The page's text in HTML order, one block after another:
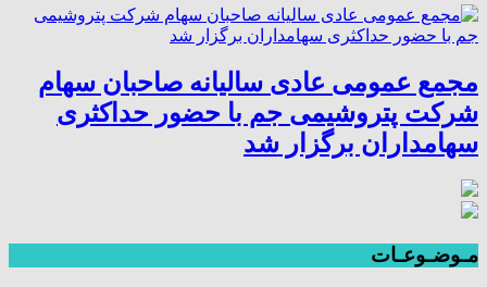
مجمع عمومی عادی سالیانه صاحبان سهام
شرکت پتروشیمی جم با حضور حداکثری
سهامداران برگزار شد
مـوضـوعـات